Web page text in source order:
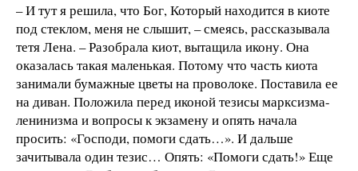
– И тут я решила, что Бог, Который находится в киоте
под стеклом, меня не слышит, – смеясь, рассказывала
тетя Лена. – Разобрала киот, вытащила икону. Она
оказалась такая маленькая. Потому что часть киота
занимали бумажные цветы на проволоке. Поставила ее
на диван. Положила перед иконой тезисы марксизма-
ленинизма и вопросы к экзамену и опять начала
просить: «Господи, помоги сдать…». И дальше
зачитывала один тезис… Опять: «Помоги сдать!» Еще